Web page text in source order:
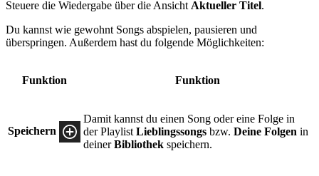
Steuere die Wiedergabe über die Ansicht Aktueller Titel.
Du kannst wie gewohnt Songs abspielen, pausieren und
überspringen. Außerdem hast du folgende Möglichkeiten:
Funktion Funktion
Speichern
Damit kannst du einen Song oder eine Folge in
der Playlist Lieblingssongs bzw. Deine Folgen in
deinerBibliothek speichern.